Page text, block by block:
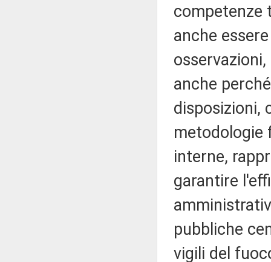
competenze
anche
anche
disposizioni,
metodologie
interne,
garantire
pubbliche
vigili del